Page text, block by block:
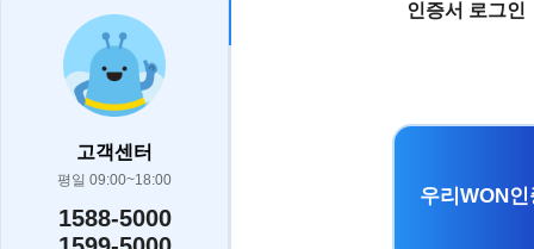
고객센터
평일 09:00~18:00
1588-5000
인증서 로그인
우리WON